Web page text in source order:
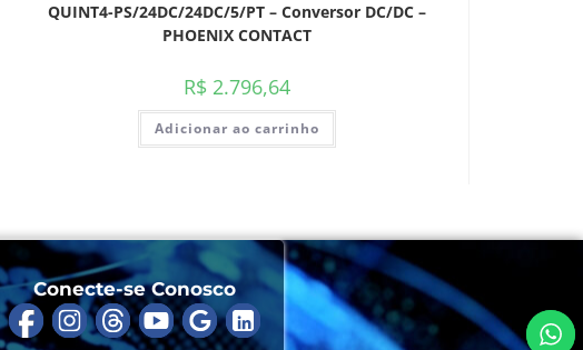
QUINT4-PS/24DC/24DC/5/PT – Conversor DC/DC –
PHOENIX CONTACT
R$ 2.796,64
Adicionar ao carrinho
Conecte-se Conosco